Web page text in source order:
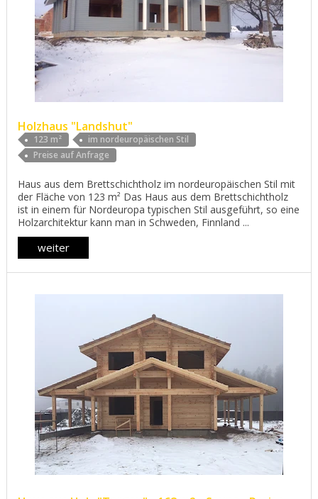
Holzhaus "Landshut"
123 m²
im nordeuropäischen Stil
Preise auf Anfrage
Haus aus dem Brettschichtholz im nordeuropäischen Stil mit
der Fläche von 123 m² Das Haus aus dem Brettschichtholz
ist in einem für Nordeuropa typischen Stil ausgeführt, so eine
Holzarchitektur kann man in Schweden, Finnland ...
weiter